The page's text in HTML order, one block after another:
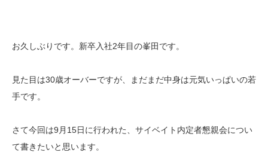
お久しぶりです。新卒入社2年目の峯田です。
見た目は30歳オーバーですが、まだまだ中身は元気いっぱいの若
手です。
さて今回は9月15日に行われた、サイベイト内定者懇親会につい
て書きたいと思います。